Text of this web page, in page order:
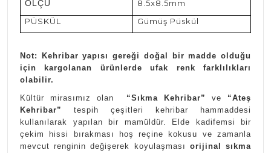
ÖLÇÜ
8.5x8.5mm
PÜSKÜL
Gümüş Püskül
Not: Kehribar yapısı gereği doğal bir madde olduğu
için kargolanan ürünlerde ufak renk farklılıkları
olabilir.
Kültür mirasımız olan “Sıkma Kehribar” ve “Ateş
Kehribar” tespih çeşitleri kehribar hammaddesi
kullanılarak yapılan bir mamüldür. Elde kadifemsi bir
çekim hissi bırakması hoş reçine kokusu ve zamanla
mevcut renginin değişerek koyulaşması orijinal sıkma